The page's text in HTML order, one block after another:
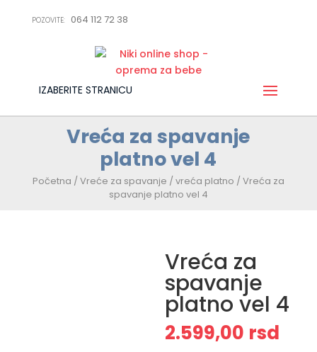
POZOVITE: 064 112 72 38
IZABERITE STRANICU
Vreća za spavanje
platno vel 4
Početna /Vreće za spavanje /vreća platno / Vreća za
spavanje platno vel 4
Vreća za
spavanje
platno vel 4
2.599,00 rsd